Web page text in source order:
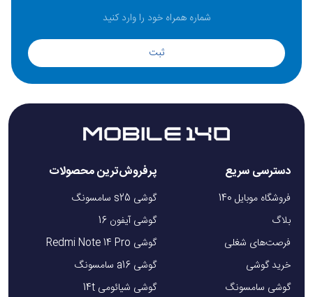
ثبت
دسترسی سریع
فروشگاه موبایل 140
بلاگ
فرصت‌های شغلی
خرید گوشی
گوشی سامسونگ
پرفروش‌ترین محصولات
گوشی s25 سامسونگ
گوشی آیفون 16
گوشی Redmi Note 14 Pro
گوشی a16 سامسونگ
گوشی شیائومی 14t